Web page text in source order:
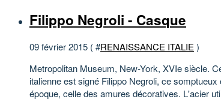
Filippo Negroli - Casque
09 février 2015 ( #RENAISSANCE ITALIE)
Metropolitan Museum, New-York, XVIe siècle.
italienne est signé Filippo Negroli, ce
époque, celle des amures décoratives. L'acier